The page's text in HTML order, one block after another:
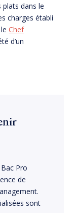
plats dans le
charges établi
leChef
d’un
Pro
de
sont